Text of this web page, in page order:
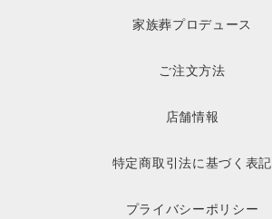
家族葬プロデュース
ご注文方法
店舗情報
特定商取引法に基づく表記
プライバシーポリシー